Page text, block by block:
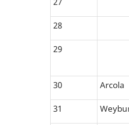
28
29
30 Arcola
31